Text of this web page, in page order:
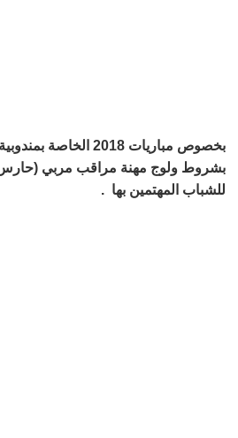
بخصوص مباريات
بشروط ولوج مهنة مراقب مربي (حارس
للشباب المهتمين بها .